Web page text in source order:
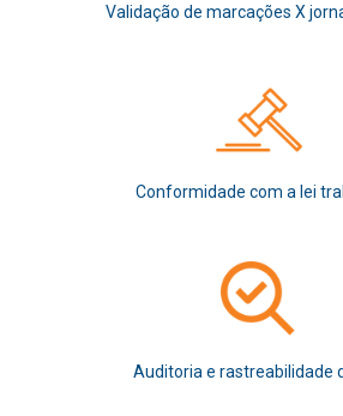
Validação de marcações X
Conformidade com a lei
Auditoria e rastreabilidade